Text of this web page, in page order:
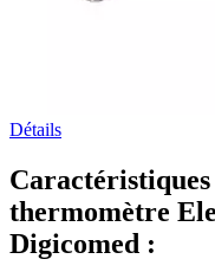
Détails
thermomètre
Digicomed :